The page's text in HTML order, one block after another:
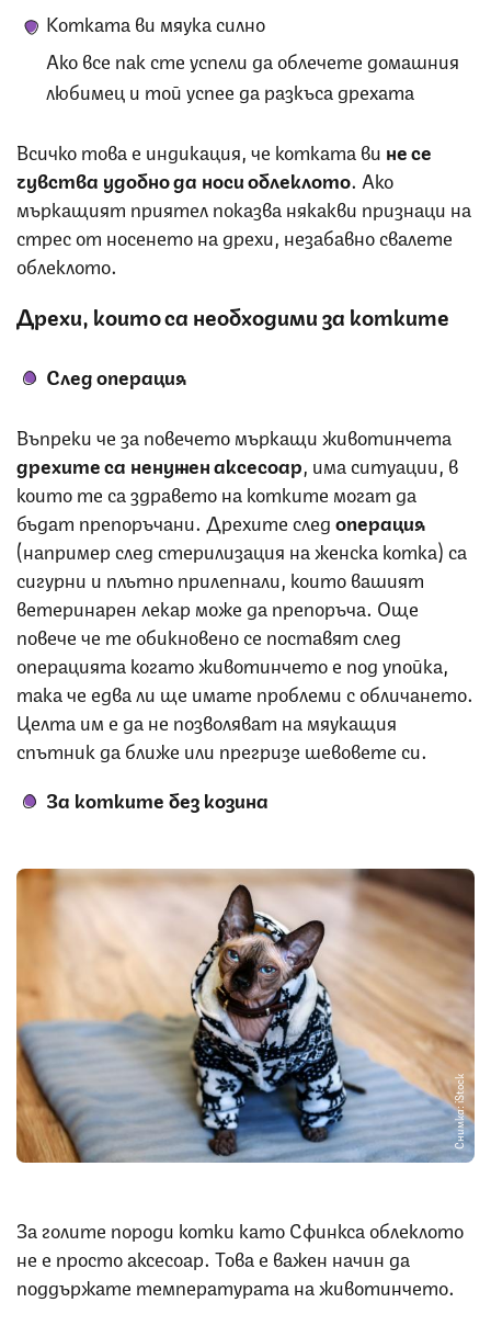
Котката ви мяука силно
Ако все пак сте успели да облечете домашния
любимец и той успее да разкъса дрехата
Всичко това е индикация, че котката ви не се
чувства удобно да носи облеклото. Ако
мъркащият приятел показва някакви признаци на
стрес от носенето на дрехи, незабавно свалете
облеклото.
Дрехи, които са необходими за котките
След операция
Въпреки че за повечето мъркащи животинчета
дрехите са ненужен аксесоар , има ситуации, в
които те са здравето на котките могат да
бъдат препоръчани. Дрехите следоперация
(например след стерилизация на женска котка) са
сигурни и плътно прилепнали, които вашият
ветеринарен лекар може да препоръча. Още
повече че те обикновено се поставят след
операцията когато животинчето е под упойка,
така че едва ли ще имате проблеми с обличането.
Целта им е да не позволяват на мяукащия
спътник да ближе или прегризе шевовете си.
За котките без козина
Снимка: iStock
За голите породи котки като Сфинкса облеклото
не е просто аксесоар. Това е важен начин да
поддържате температурата на животинчето.